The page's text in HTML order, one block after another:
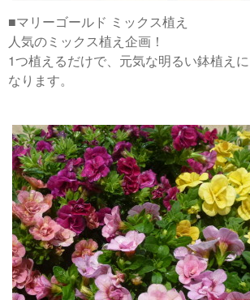
■マリーゴールド ミックス植え
人気のミックス植え企画！
1つ植えるだけで、元気な明るい鉢植えに
なります。